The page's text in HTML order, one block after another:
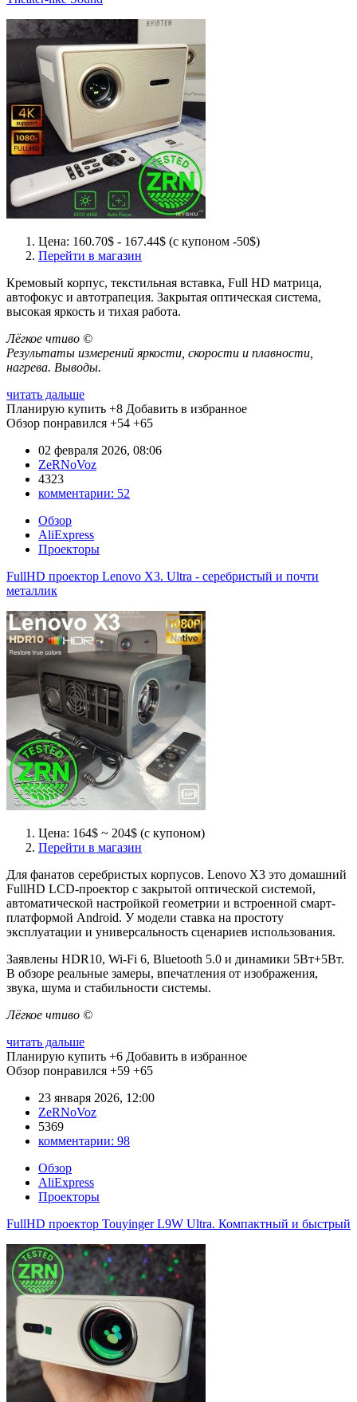
Цена: 160.70$ - 167.44$ (с купоном -50$)
Перейти в магазин
Кремовый корпус, текстильная вставка, Full HD матрица,
автофокус и автотрапеция. Закрытая оптическая система,
высокая яркость и тихая работа.
Лёгкое чтиво ©
Результаты измерений яркости, скорости и плавности,
нагрева. Выводы.
читать дальше
Планирую купить +8 Добавить в избранное
Обзор понравился +54 +65
02 февраля 2026, 08:06
ZeRNoVoz
4323
комментарии: 52
Обзор
AliExpress
Проекторы
FullHD проектор Lenovo X3. Ultra - серебристый и почти
металлик
Цена: 164$ ~ 204$ (с купоном)
Перейти в магазин
Для фанатов серебристых корпусов. Lenovo X3 это домашний
FullHD LCD-проектор с закрытой оптической системой,
автоматической настройкой геометрии и встроенной смарт-
платформой Android. У модели ставка на простоту
эксплуатации и универсальность сценариев использования.
Заявлены HDR10, Wi-Fi 6, Bluetooth 5.0 и динамики 5Вт+5Вт.
В обзоре реальные замеры, впечатления от изображения,
звука, шума и стабильности системы.
Лёгкое чтиво ©
читать дальше
Планирую купить +6 Добавить в избранное
Обзор понравился +59 +65
23 января 2026, 12:00
ZeRNoVoz
5369
комментарии: 98
Обзор
AliExpress
Проекторы
FullHD проектор Touyinger L9W Ultra. Компактный и быстрый